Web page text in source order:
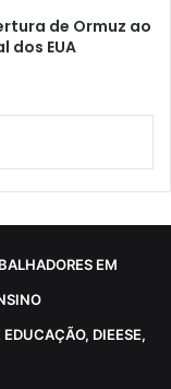
de Ormuz ao
dos EUA
EM
DIEESE,